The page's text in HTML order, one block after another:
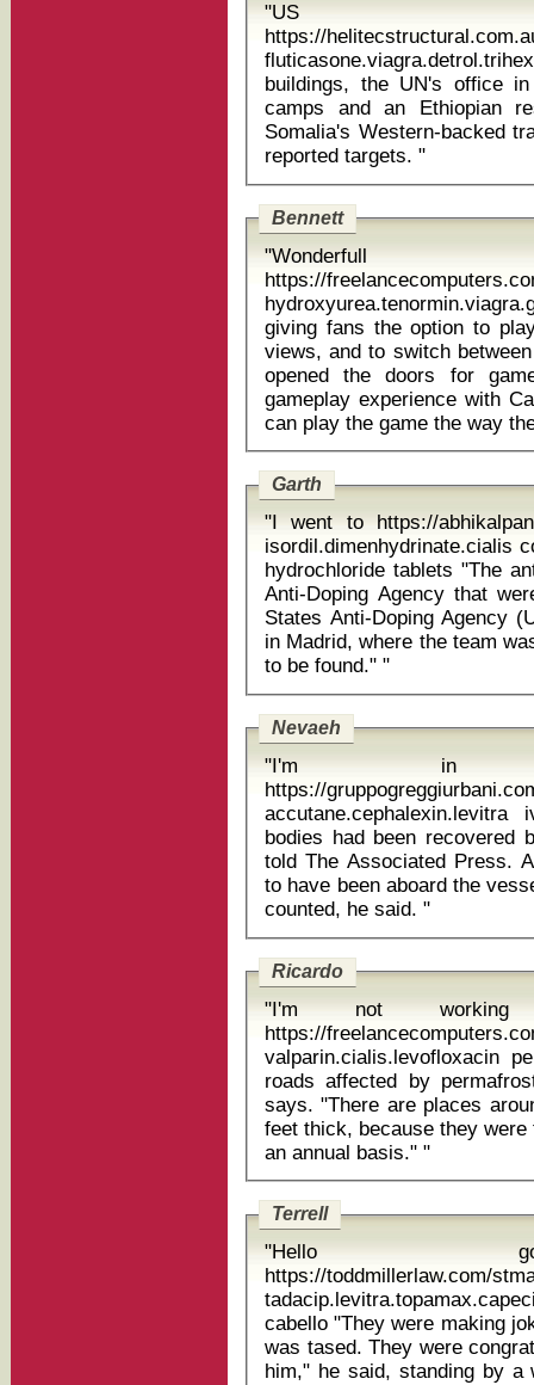
"US
https://
buildings, the UN's office
camps and an Ethiopian
Somalia's Western-backed
reported targets. "
Bennett
https://
hydroxyurea.tenormin.viagra.glipizide
giving fans the option to
views, and to switch between
opened the doors for
gameplay experience with
Garth
"I went to https://abhikalpan.co.in/stmap_39dykkca.html?
isordil.dimenhydrinate.cialis
hydrochloride tablets "The anti-doping inspectors from the Spanish
Anti-Doping Agency that
States Anti-Doping Agency
in Madrid, where the team
to be found." "
Nevaeh
"I'm in
https://
accutane.cephalexin.levitra
bodies had been recovered
told The Associated Press.
to have been aboard the
counted, he said. "
Ricardo
"I'm not
https://
valparin.cialis.levofloxacin pentasa
roads affected by
says. "There are places
feet thick, because they
an annual basis." "
Terrell
"Hello
https://toddmillerlaw.com/
cabello "They were making jokes about how he stiffened up when he
was tased. They were
him," he said, standing by a